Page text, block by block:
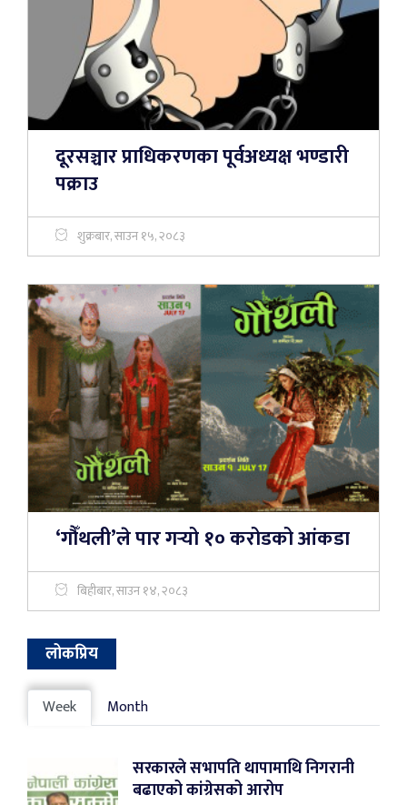
दूरसञ्चार प्राधिकरणका पूर्वअध्यक्ष भण्डारी
पक्राउ
शुक्रबार, साउन १५, २०८३
‘गौँथली’ले पार गर्‍यो १० करोडको आंकडा
बिहीबार, साउन १४, २०८३
लोकप्रिय
Week Month
सरकारले सभापति थापामाथि निगरानी
बढाएको कांग्रेसको आरोप